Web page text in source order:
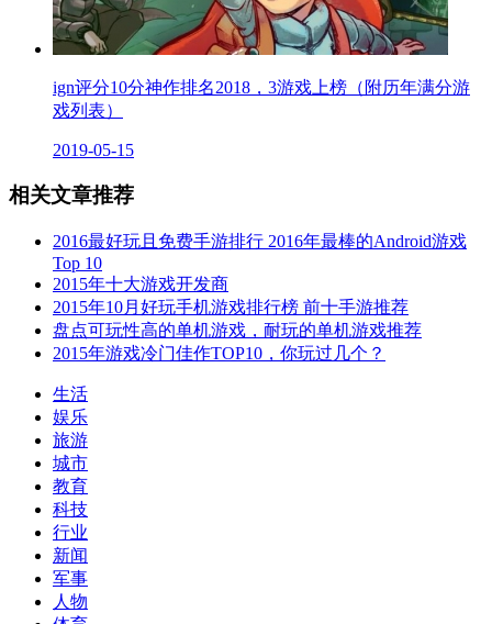
ign评分10分神作排名2018，3游戏上榜（附历年满分游
戏列表）
2019-05-15
相关文章推荐
2016最好玩且免费手游排行 2016年最棒的Android游戏
Top 10
2015年十大游戏开发商
2015年10月好玩手机游戏排行榜 前十手游推荐
盘点可玩性高的单机游戏，耐玩的单机游戏推荐
2015年游戏冷门佳作TOP10，你玩过几个？
生活
娱乐
旅游
城市
教育
科技
行业
新闻
军事
人物